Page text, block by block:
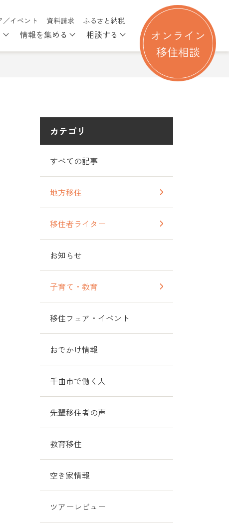
／イベント 資料請求 ふるさと納税
for 移住を考える
Show submenu for 行ってみる
情報を集める Show submenu for 情報を集める
相談する Show submenu for 相談す
オンライン
移住相談
カテゴリ
すべての記事
地方移住
移住者ライター
お知らせ
子育て・教育
移住フェア・イベント
おでかけ情報
千曲市で働く人
先輩移住者の声
教育移住
空き家情報
ツアーレビュー